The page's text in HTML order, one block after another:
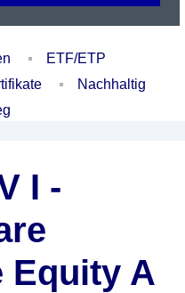
ETF/ETP
Nachhaltig
I -
Equity A